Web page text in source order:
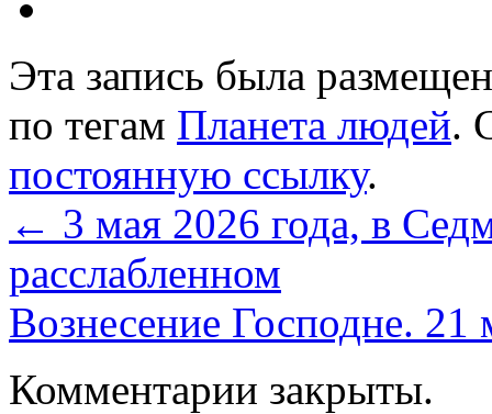
Эта запись была
по тегам Планета людей.
постоянную ссылку.
← 3 мая 2026 года, в
расслабленном
Вознесение Господне.
Комментарии закрыты.